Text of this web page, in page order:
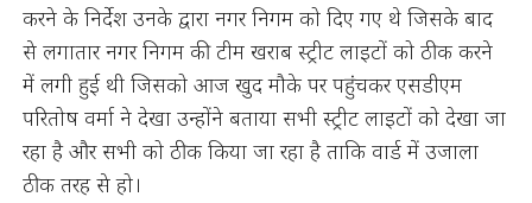
करने के निर्देश उनके द्वारा नगर निगम को दिए गए थे जिसके बाद
से लगातार नगर निगम की टीम खराब स्ट्रीट लाइटों को ठीक करने
में लगी हुई थी जिसको आज खुद मौके पर पहुंचकर एसडीएम
परितोष वर्मा ने देखा उन्होंने बताया सभी स्ट्रीट लाइटों को देखा जा
रहा है और सभी को ठीक किया जा रहा है ताकि वार्ड में उजाला
ठीक तरह से हो।